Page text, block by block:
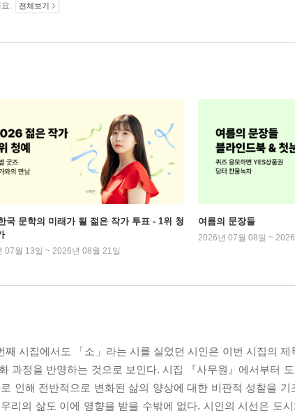
. 전체보기
국 문학의 미래가 될 젊은 작가 투표 - 1위 청
07월 13일 ~ 2026년 08월 21일
여름의 문장들
2026년 07월 08일 ~
시집에서도 「소」라는 시를 실었던 시인은 이번 시집의 제
과정을 반영하는 것으로 보인다. 시집 『사무원』에서부터
인해 전반적으로 변화된 삶의 양상에 대한 비판적 성찰을 기
리의 삶도 이에 영향을 받을 수밖에 없다. 시인의 시선은 도